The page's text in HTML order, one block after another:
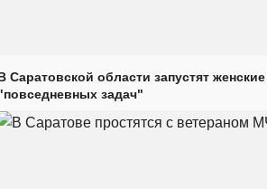
Саратовской области запустят
задач"